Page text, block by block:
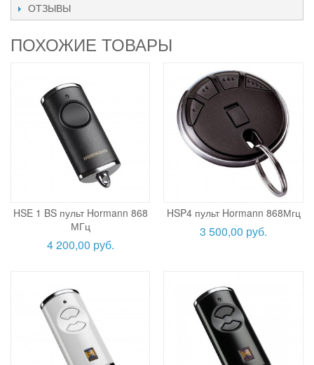
ОТЗЫВЫ
ПОХОЖИЕ ТОВАРЫ
HSE 1 BS пульт Hormann 868
МГц
4 200,00 руб.
HSP4 пульт Hormann 868Мгц
3 500,00 руб.